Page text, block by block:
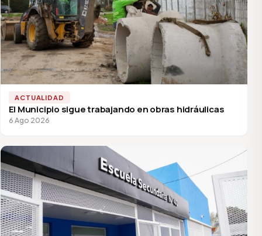
ACTUALIDAD
El Municipio sigue trabajando en obras hidráulicas
6 Ago 2026